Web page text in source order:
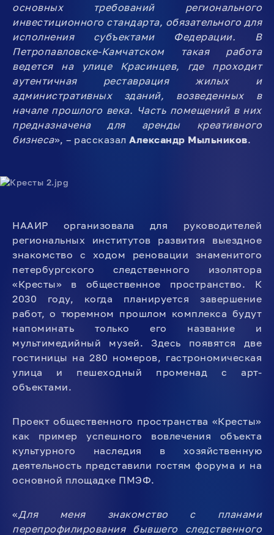
основных требований регионального
инвестиционного стандарта, обязательного для
исполнения субъектами Федерации. В
Петропавловске-Камчатском такая работа
ведется на улице Красинцев, где проходит
аутентичная реставрация жилых и
административных зданий, возведенных в
начале прошлого века. Часть помещений в них
предназначена для аренды креативного
бизнеса», – рассказал Александр Мыльников.
НААИР организовала для руководителей
региональных институтов развития выездное
знакомство с ходом реновации знаменитого
петербургского следственного изолятора
«Кресты» в общественное пространство. К
2030 году, когда планируется завершение
работ, о тюремном прошлом комплекса будут
напоминать только его название и
мультимедийный музей. Здесь появятся две
гостиницы на 280 номеров, гастрономическая
улица и пешеходный променад с арт-
объектами.
Проект общественного пространства «Кресты»
как пример успешного вовлечения объекта
культурного наследия в хозяйственную
деятельность представили гостям форума и на
основной площадке ПМЭФ.
«Для меня знакомство с планами
перепрофилирования бывшего следственного